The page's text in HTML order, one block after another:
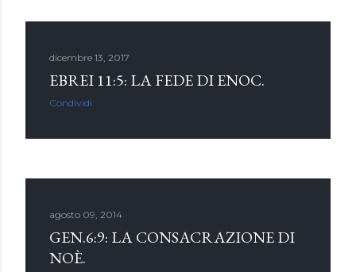
dicembre 13, 2017
EBREI 11:5: LA FEDE DI ENOC.
Condividi
agosto 09, 2014
GEN.6:9: LA CONSACRAZIONE DI
NOÈ.